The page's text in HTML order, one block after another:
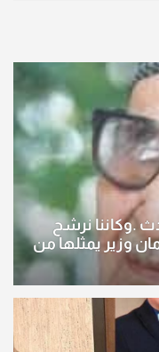
.وكاننا نرشح
لوزارة ( الثقافة ) التي ماتت من زمان وزير يمثلها من